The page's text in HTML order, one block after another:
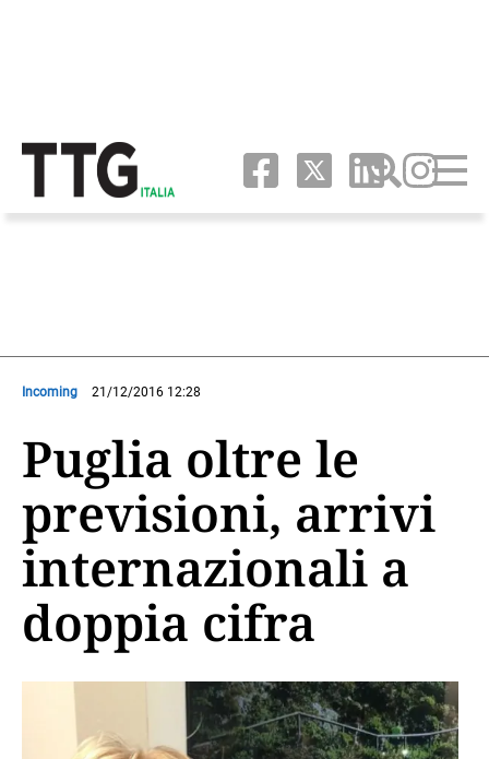
Incoming 21/12/2016 12:28
Puglia oltre le
previsioni, arrivi
internazionali a
doppia cifra